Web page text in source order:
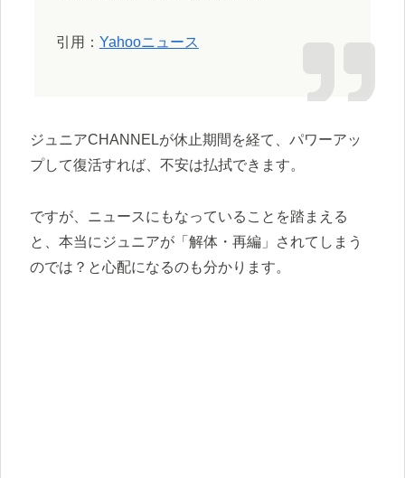
引用： Yahooニュース
ジュニアCHANNELが休止期間を経て、パワーアッ
プして復活すれば、不安は払拭できます。
ですが、ニュースにもなっていることを踏まえる
と、本当にジュニアが「解体・再編」されてしまう
のでは？と心配になるのも分かります。